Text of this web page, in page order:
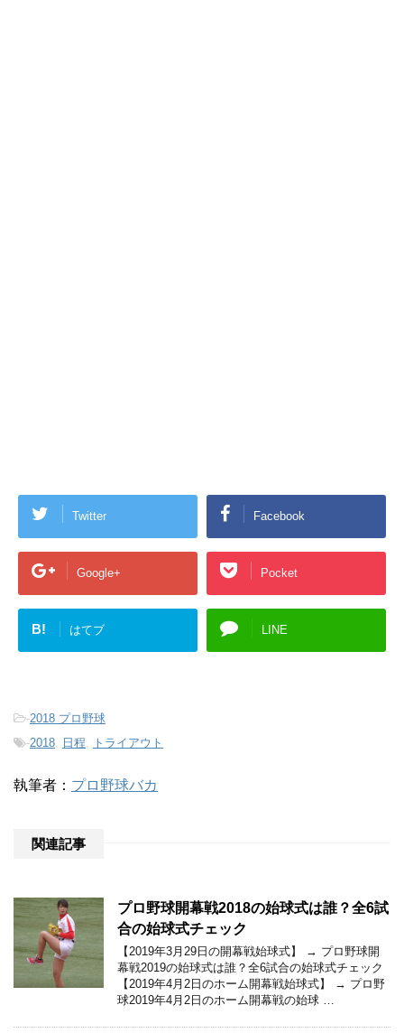
Twitter Facebook
Google+ Pocket
B! はてブ LINE
-2018 プロ野球
-2018 日程 トライアウト
執筆者： プロ野球バカ
関連記事
プロ野球開幕戦2018の始球式は誰？全6試
合の始球式チェック
【2019年3月29日の開幕戦始球式】 → プロ野球開
幕戦2019の始球式は誰？全6試合の始球式チェック
【2019年4月2日のホーム開幕戦始球式】 → プロ野
球2019年4月2日のホーム開幕戦の始球 …